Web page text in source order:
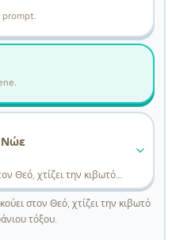
prompt.
Νώε
Θεό, χτίζει την κιβωτό
του ουράνιου τόξου.
στον Θεό, χτίζει την κιβωτό
τόξου.